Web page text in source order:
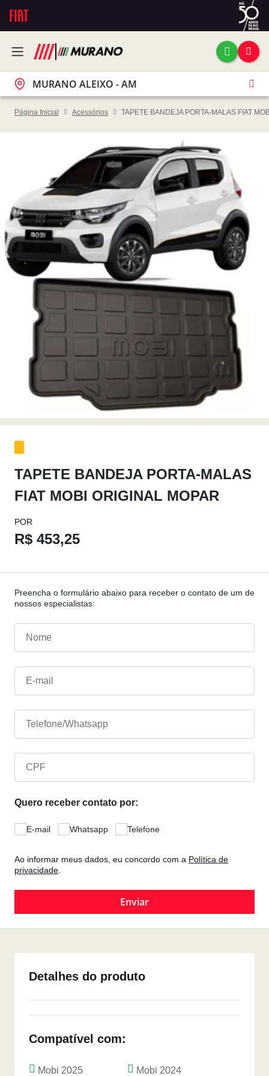
MURANO ALEIXO - AM
Página Inicial Acessórios TAPETE BANDEJA PORTA-MALAS FIAT
TAPETE BANDEJA PORTA-MALAS
FIAT MOBI ORIGINAL MOPAR
POR
R$ 453,25
Preencha o formulário abaixo para receber o contato de um de
nossos especialistas:
Quero receber contato por:
E-mail Whatsapp Telefone
Ao informar meus dados, eu concordo com a Política de
privacidade.
Detalhes do produto
Compatível com:
Mobi 2025 Mobi 2024